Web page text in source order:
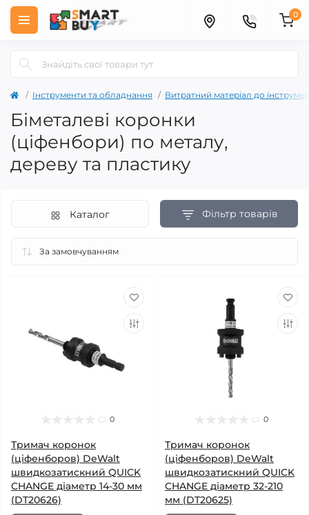
0
Інструменти та обладнання Витратний матеріал до
Біметалеві коронки
(ціфенбори) по металу,
дереву та пластику
Фільтр товарів
Каталог
0
Тримач коронок
(ціфенборов) DeWalt
швидкозатискний QUICK
CHANGE діаметр 14-30 мм
(DT20626)
0
Тримач коронок
(ціфенборов) DeWalt
швидкозатискний QUICK
CHANGE діаметр 32-210
мм (DT20625)